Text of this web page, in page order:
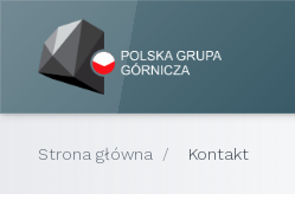
Strona główna / Kontakt